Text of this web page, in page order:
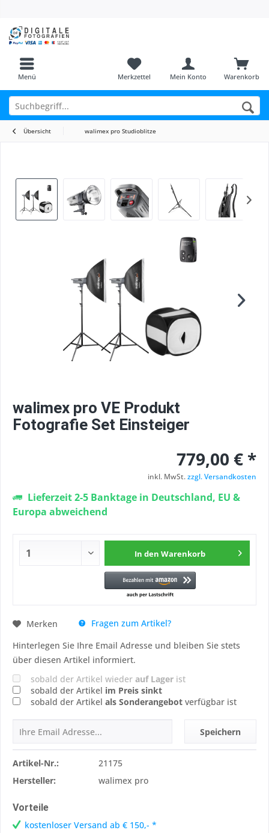
Menü Warenkorb
Merkzettel Mein Konto
Übersicht walimex pro Studioblitze
walimex pro VE Produkt
Fotografie Set Einsteiger
779,00 € *
inkl. MwSt.zzgl. Versandkosten
Lieferzeit 2-5 Banktage in Deutschland, EU &
Europa abweichend
In den Warenkorb
Merken
Fragen zum Artikel?
Hinterlegen Sie Ihre Email Adresse und bleiben Sie stets
über diesen Artikel informiert.
sobald der Artikel wieder auf Lager ist
sobald der Artikel im Preis sinkt
sobald der Artikel als Sonderangebot verfügbar ist
Speichern
Artikel-Nr.:
21175
Hersteller:
walimex pro
Vorteile
kostenloser Versand ab € 150,- *